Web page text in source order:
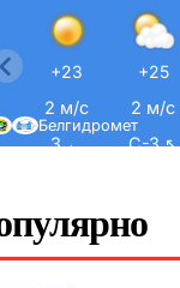
+23
2 м/с
З ←
+25
2 м/с
С-З ↖
Белгидромет